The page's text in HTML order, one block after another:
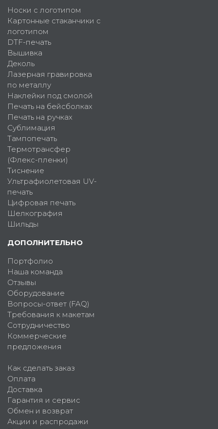
Носки с логотипом
Картонные стаканчики с
логотипом
DTF-печать
Вышивка
Деколь
Лазерная гравировка
по металлу
Наклейки под смолой
Печать на бейсболках
Печать на ручках
Сублимация
Тампопечать
Термотрансфер
(Флекс-пленки)
Тиснение
Ультрафиолетовая UV-
печать
Цифровая печать
Шелкография
Шильды
ДОПОЛНИТЕЛЬНО
Портфолио
Наша команда
Отзывы
Оборудование
Вопросы-ответ (FAQ)
Требования к макетам
Сотрудничество
Коммерческие
предложения
Как сделать заказ
Оплата
Доставка
Гарантия и сервис
Обмен и возврат
Акции и распродажи